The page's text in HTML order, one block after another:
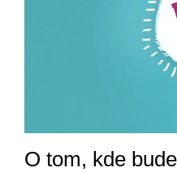
O tom, kde